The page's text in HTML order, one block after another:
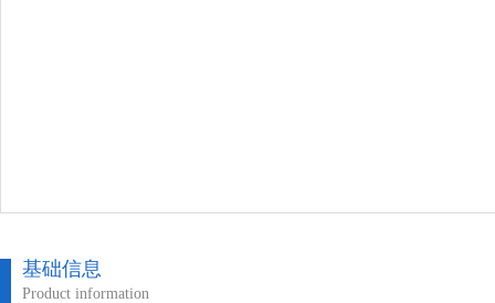
基础信息
Product information